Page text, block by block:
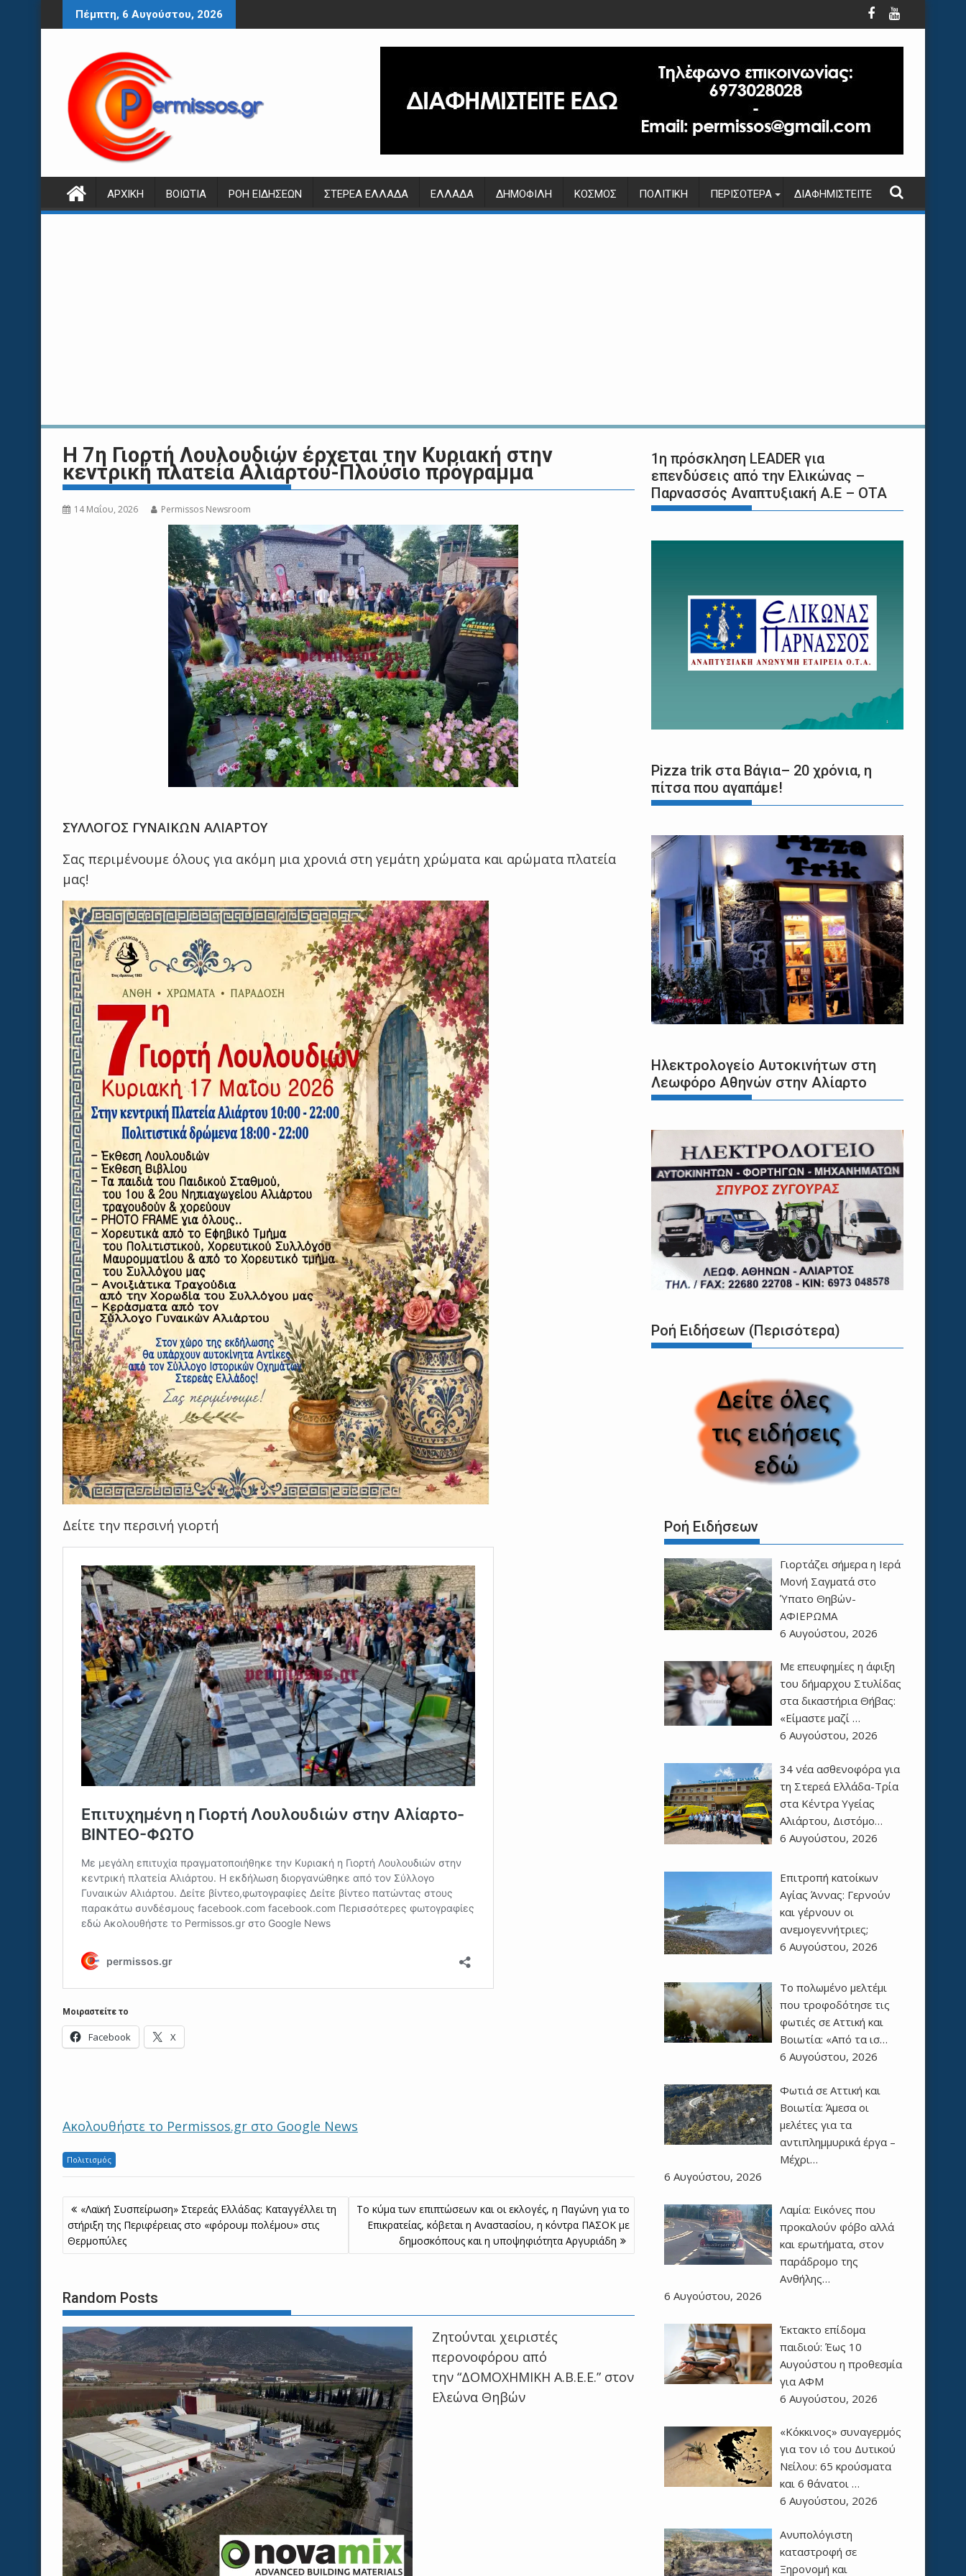
Περάστε
στο
Πέμπτη, 6 Αυγούστου, 2026
ΑΡΧΙΚΉ ΒΟΙΩΤΊΑ ΡΟΉ ΕΙΔΉΣΕΩΝ ΣΤΕΡΕΆ ΕΛΛΆΔΑ ΕΛΛΆΔΑ ΔΗΜΟΦΙΛΉ ΚΌΣΜΟΣ ΠΟΛΙΤΙΚΉ ΠΕΡΙΣΌΤΕΡΑ ΔΙΑΦΗΜΙΣΤΕΊΤΕ
H 7η Γιορτή Λουλουδιών έρχεται την Κυριακή στην
κεντρική πλατεία Αλιάρτου-Πλούσιο πρόγραμμα
14 Μαΐου, 2026 Permissos Newsroom
ΣΥΛΛΟΓΟΣ ΓΥΝΑΙΚΩΝ ΑΛΙΑΡΤΟΥ
Σας περιμένουμε όλους για ακόμη μια χρονιά στη γεμάτη χρώματα και αρώματα πλατεία
μας!
Δείτε την περσινή γιορτή
Μοιραστείτε το
Facebook X
Ακολουθήστε το Permissos.gr στο Google News
Πολιτισμός
Πλοήγηση
άρθρων
«Λαϊκή Συσπείρωση» Στερεάς Ελλάδας: Καταγγέλλει τη
στήριξη της Περιφέρειας στο «φόρουμ πολέμου» στις
Θερμοπύλες
Το κύμα των επιπτώσεων και οι εκλογές, η Παγώνη για το
Επικρατείας, κόβεται η Αναστασίου, η κόντρα ΠΑΣΟΚ με
δημοσκόπους και η υποψηφιότητα Αργυριάδη
Random Posts
Ζητούνται χειριστές
περονοφόρου από
την “ΔΟΜΟΧΗΜΙΚΗ Α.Β.Ε.Ε.” στον
Ελεώνα Θηβών
1η πρόσκληση LEADER για
επενδύσεις από την Ελικώνας –
Παρνασσός Αναπτυξιακή Α.Ε – ΟΤΑ
Pizza trik στα Βάγια– 20 χρόνια, η
πίτσα που αγαπάμε!
Ηλεκτρολογείο Αυτοκινήτων στη
Λεωφόρο Αθηνών στην Αλίαρτο
Ροή Ειδήσεων (Περισότερα)
Ροή Ειδήσεων
Γιορτάζει σήμερα η Ιερά
Μονή Σαγματά στο
Ύπατο Θηβών-
ΑΦΙΕΡΩΜΑ
6 Αυγούστου, 2026
Με επευφημίες η άφιξη
του δήμαρχου Στυλίδας
στα δικαστήρια Θήβας:
«Είμαστε μαζί …
6 Αυγούστου, 2026
34 νέα ασθενοφόρα για
τη Στερεά Ελλάδα-Τρία
στα Κέντρα Υγείας
Αλιάρτου, Διστόμο…
6 Αυγούστου, 2026
Επιτροπή κατοίκων
Αγίας Άννας: Γερνούν
και γέρνουν οι
ανεμογεννήτριες;
6 Αυγούστου, 2026
Το πολωμένο μελτέμι
που τροφοδότησε τις
φωτιές σε Αττική και
Βοιωτία: «Από τα ισ…
6 Αυγούστου, 2026
Φωτιά σε Αττική και
Βοιωτία: Άμεσα οι
μελέτες για τα
αντιπλημμυρικά έργα –
Μέχρι…
6 Αυγούστου, 2026
Λαμία: Εικόνες που
προκαλούν φόβο αλλά
και ερωτήματα, στον
παράδρομο της
Ανθήλης…
6 Αυγούστου, 2026
Έκτακτο επίδομα
παιδιού: Έως 10
Αυγούστου η προθεσμία
για ΑΦΜ
6 Αυγούστου, 2026
«Κόκκινος» συναγερμός
για τον ιό του Δυτικού
Νείλου: 65 κρούσματα
και 6 θάνατοι …
6 Αυγούστου, 2026
Ανυπολόγιστη
καταστροφή σε
Ξηρονομή και